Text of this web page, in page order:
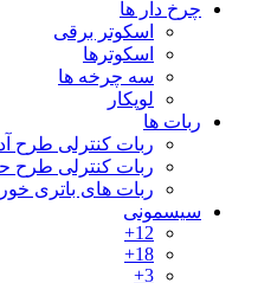
چرخ دار ها
اسکوتر برقی
اسکوترها
سه چرخه ها
لوپکار
ربات ها
ربات کنترلی طرح
ربات کنترلی طرح
ربات های باتری خور
سیسمونی
12+
18+
3+